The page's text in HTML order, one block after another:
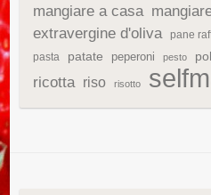
mangiare a casa
extravergine d'oliva
pane
pasta patate peperoni pesto
ricotta riso risotto